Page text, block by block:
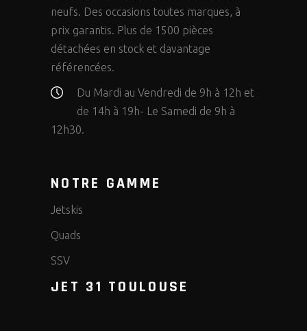
neufs. Des occasions toutes marques, à
prix garantis. Plus de 1500 pièces
détachées en stock et davantage
référencées.
Du Mardi au Vendredi de 9h à 12h et
de 14h à 19h- Le Samedi de 9h à
12h30.
NOTRE GAMME
Jetskis
Quads
SSV
JET 31 TOULOUSE